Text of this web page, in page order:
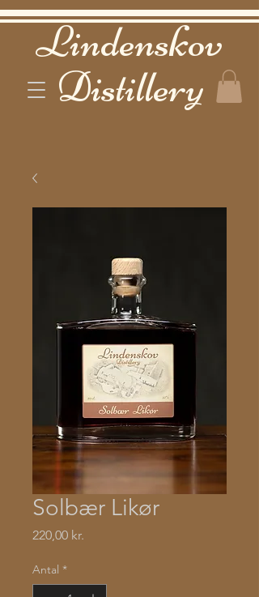
Lindenskov
Distillery
Solbær Likør
220,00 kr.
Antal *